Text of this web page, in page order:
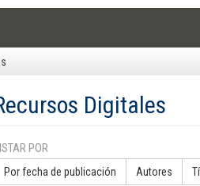
Digitales
POR
Por fecha de publicación Autores